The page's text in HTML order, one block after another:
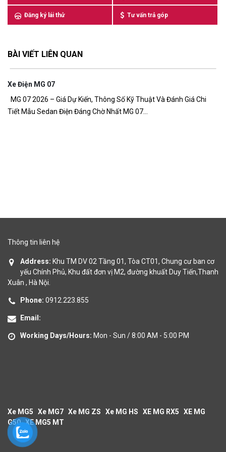
Đăng ký lái thử Tư vấn trả góp
BÀI VIẾT LIÊN QUAN
Đánh Giá Chi
Thông tin liên hệ
Address: Khu TM DV 02 Tầng 01, Tòa CT01, Chung cư ban cơ
yếu Chính Phủ, Khu đất đơn vị M2, đường khuất Duy Tiến,Thanh
Xuân , Hà Nội.
Phone: 0912.223.855
Email:
Working Days/Hours: Mon - Sun / 8:00 AM - 5:00 PM
Xe MG5 Xe MG7 Xe MG ZS Xe MG HS XE MG RX5
XE MG
G50 XE MG5 MT